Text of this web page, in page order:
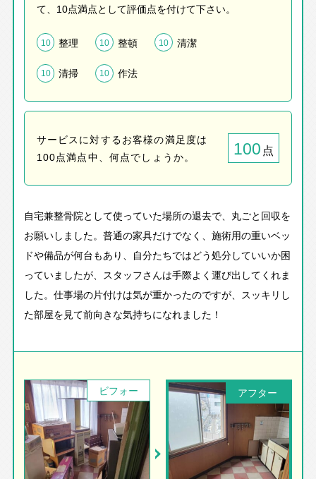
て、10点満点として評価点を付けて下さい。
10 整理 10 整頓 10 清潔
10 清掃 10 作法
サービスに対するお客様の満足度は
100点満点中、何点でしょうか。
100 点
自宅兼整骨院として使っていた場所の退去で、丸ごと回収を
お願いしました。普通の家具だけでなく、施術用の重いベッ
ドや備品が何台もあり、自分たちではどう処分していいか困
っていましたが、スタッフさんは手際よく運び出してくれま
した。仕事場の片付けは気が重かったのですが、スッキリし
た部屋を見て前向きな気持ちになれました！
ビフォー アフター